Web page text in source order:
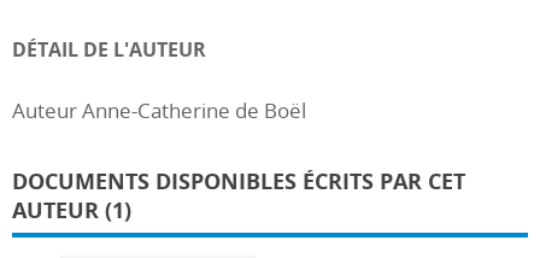
DÉTAIL DE L'AUTEUR
Auteur Anne-Catherine de Boël
DOCUMENTS DISPONIBLES ÉCRITS PAR CET
AUTEUR (1)